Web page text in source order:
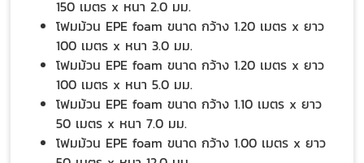
150 เมตร x หนา 2.0 มม.
โฟมม้วน EPE foam ขนาด กว้าง 1.20 เมตร x ยาว
100 เมตร x หนา 3.0 มม.
โฟมม้วน EPE foam ขนาด กว้าง 1.20 เมตร x ยาว
100 เมตร x หนา 5.0 มม.
โฟมม้วน EPE foam ขนาด กว้าง 1.10 เมตร x ยาว
50 เมตร x หนา 7.0 มม.
โฟมม้วน EPE foam ขนาด กว้าง 1.00 เมตร x ยาว